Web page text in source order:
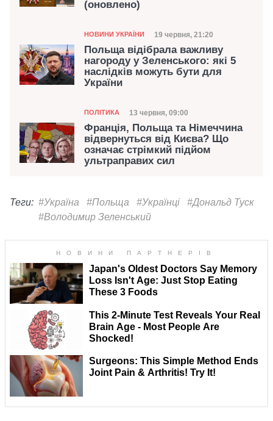
(оновлено)
Категорія
НОВИНИ УКРАЇНИ Дата публікації
19 червня, 21:20
Польща відібрала важливу
нагороду у Зеленського: які 5
наслідків можуть бути для
України
Категорія
ПОЛІТИКА Дата публікації
13 червня, 09:00
Франція, Польща та Німеччина
відвернуться від Києва? Що
означає стрімкий підйом
ультраправих сил
Теги: #Україна #Польща #Українці
#Дональд Туск
#Володимир Зеленський